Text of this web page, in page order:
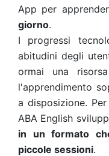
App per
giorno.
I progressi
abitudini degli
ormai una
l'apprendimento
a disposizione.
ABA English
in un formato
piccole sessioni.